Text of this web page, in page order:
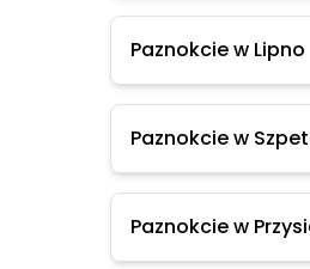
Paznokcie w Lipno
Paznokcie w
Paznokcie w